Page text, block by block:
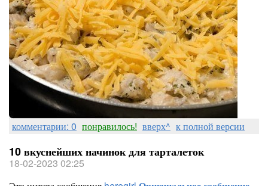
комментарии: 0 понравилось! вверх^ к полной версии
10 вкуснейших начинок для тарталеток
18-02-2023 02:25